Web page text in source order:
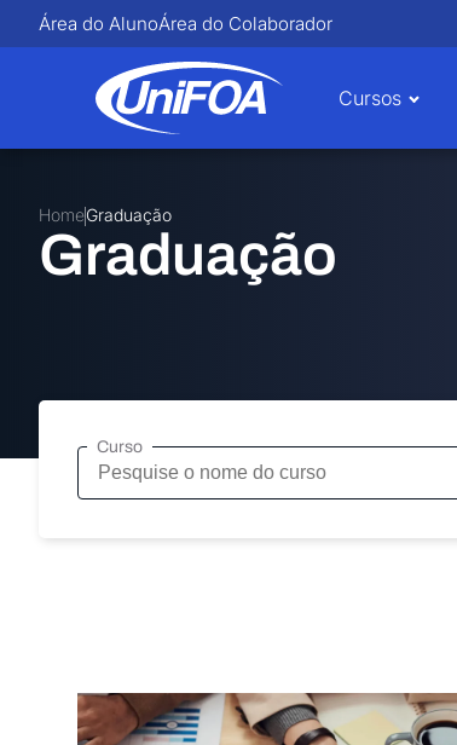
Área do AlunoÁrea do Colaborador
Cursos
HomeGraduação
Graduação
Curso
Pesquisa
curso